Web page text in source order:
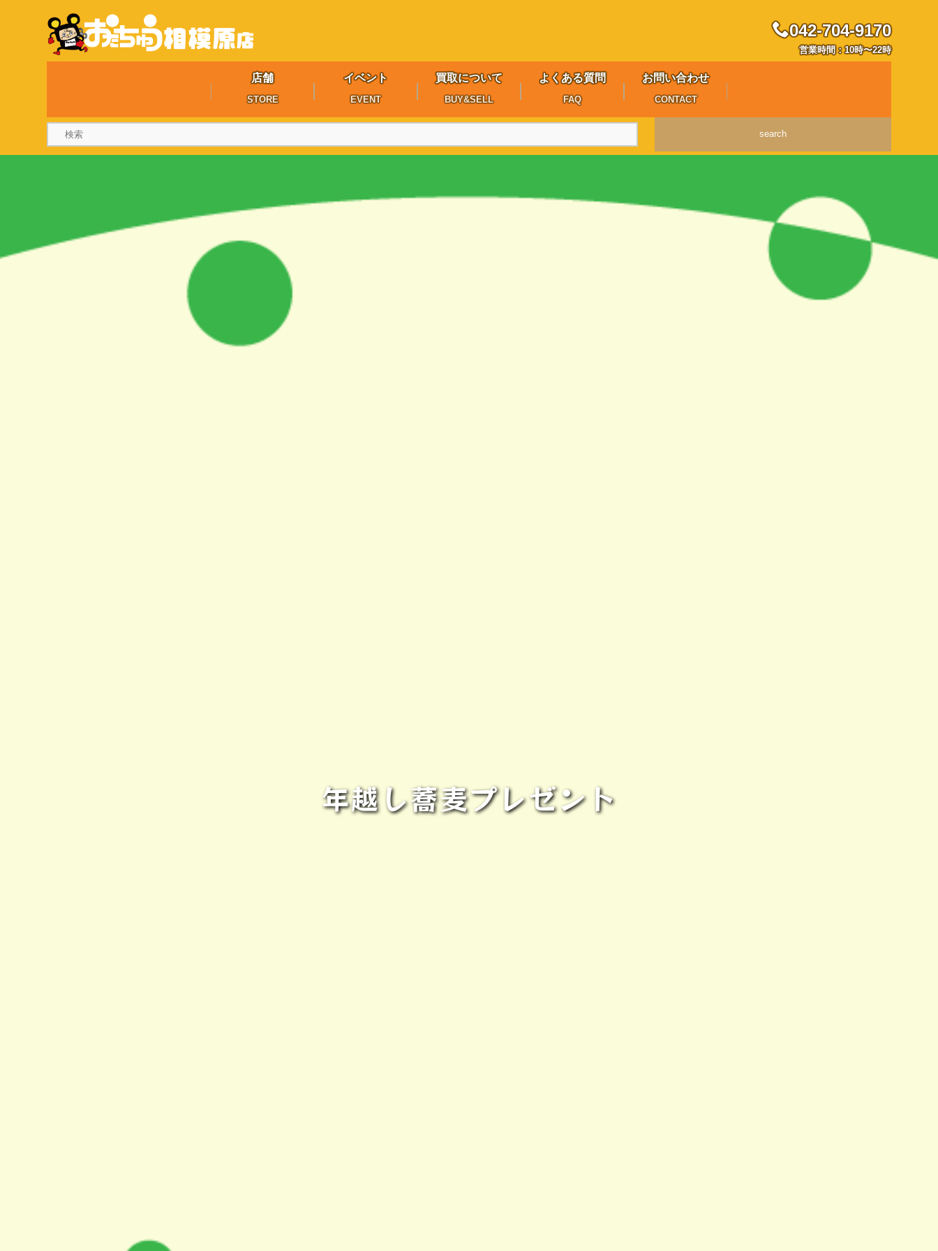
042-704-9170
営業時間：10時〜22時
店舗
STORE
イベント
EVENT
買取について
BUY&SELL
よくある質問
FAQ
お問い合わせ
CONTACT
search
年越し蕎麦プレゼント